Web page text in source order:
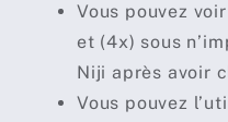
Vous pouvez
et (4x) sous
Niji après avoir
Vous pouvez